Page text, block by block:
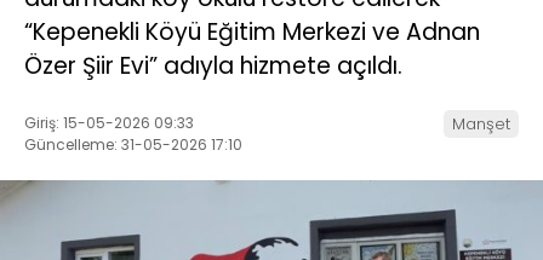
“Kepenekli Köyü Eğitim Merkezi ve Adnan
Özer Şiir Evi” adıyla hizmete açıldı.
Giriş: 15-05-2026 09:33
Güncelleme: 31-05-2026 17:10
Manşet